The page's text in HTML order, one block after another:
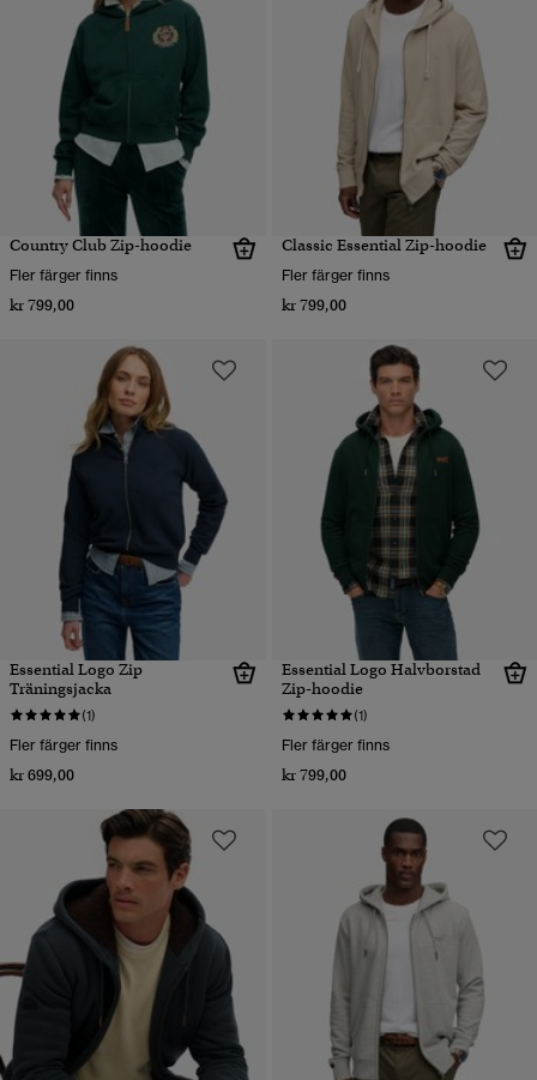
Country Club Zip-hoodie
Fler färger finns
kr 799,00
Classic Essential Zip-hoodie
Fler färger finns
kr 799,00
Essential Logo Zip
Träningsjacka
(1)
Fler färger finns
kr 699,00
Essential Logo Halvborstad
Zip-hoodie
(1)
Fler färger finns
kr 799,00